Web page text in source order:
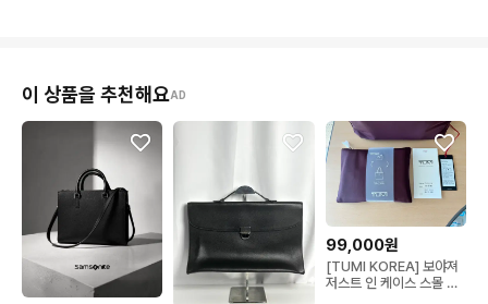
이 상품을 추천해요AD
99,000원
[TUMI KOREA] 보야져
저스트 인 케이스 스몰 토